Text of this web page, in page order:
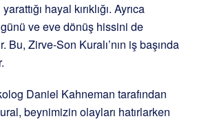
hayal kırıklığı. Ayrıca
ve eve dönüş hissini de
Bu, Zirve-Son Kuralı’nın iş başında
Daniel Kahneman tarafından
beynimizin olayları hatırlarken